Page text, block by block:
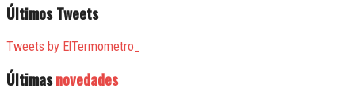
Últimos Tweets
Tweets by ElTermometro_
Últimasnovedades